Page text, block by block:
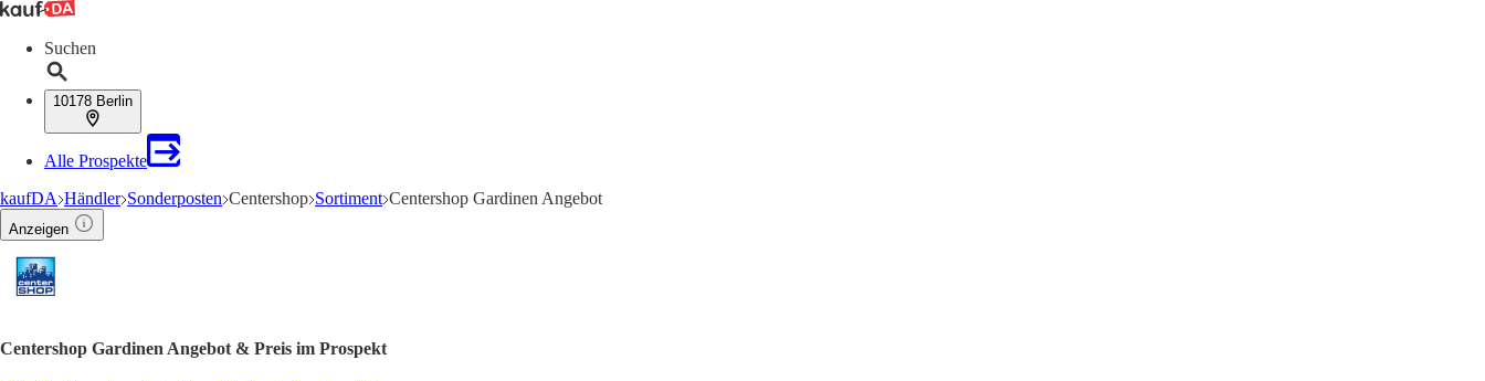
Suchen
10178 Berlin
Alle Prospekte
kaufDA Händler Sonderposten Centershop Sortiment Centershop Gardinen Angebot
Anzeigen
Centershop Gardinen Angebot & Preis im Prospekt